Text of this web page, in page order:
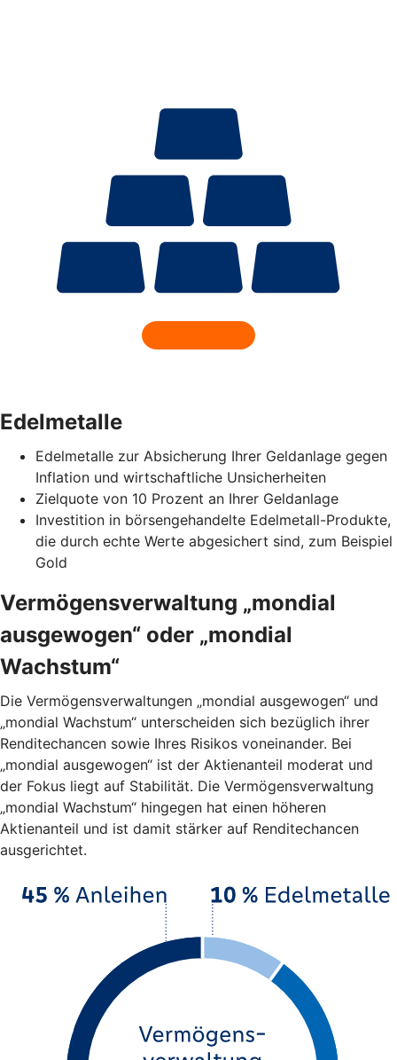
Edelmetalle
Edelmetalle zur Absicherung Ihrer Geldanlage gegen
Inflation und wirtschaftliche Unsicherheiten
Zielquote von 10 Prozent an Ihrer Geldanlage
Investition in börsengehandelte Edelmetall-Produkte,
die durch echte Werte abgesichert sind, zum Beispiel
Gold
Vermögensverwaltung „mondial
ausgewogen“ oder „mondial
Wachstum“
Die Vermögensverwaltungen „mondial ausgewogen“ und
„mondial Wachstum“ unterscheiden sich bezüglich ihrer
Renditechancen sowie Ihres Risikos voneinander. Bei
„mondial ausgewogen“ ist der Aktienanteil moderat und
der Fokus liegt auf Stabilität. Die Vermögensverwaltung
„mondial Wachstum“ hingegen hat einen höheren
Aktienanteil und ist damit stärker auf Renditechancen
ausgerichtet.